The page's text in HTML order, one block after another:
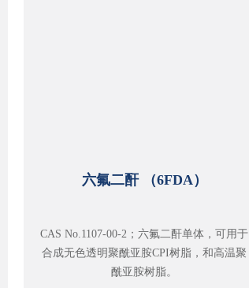
六氟二酐 （6FDA）
CAS No.1107-00-2；六氟二酐单体，可用于
合成无色透明聚酰亚胺CPI树脂，和高温聚
酰亚胺树脂。